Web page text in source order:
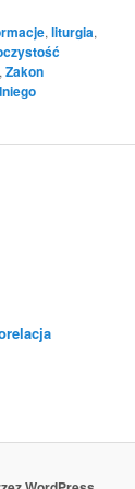
,liturgia,
,Zakon